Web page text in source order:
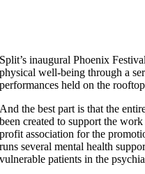
Split’s inaugural Phoenix
physical well-being through a
performances held on the
And the best part is that the
been created to support the
profit association for the
runs several mental health
vulnerable patients in the